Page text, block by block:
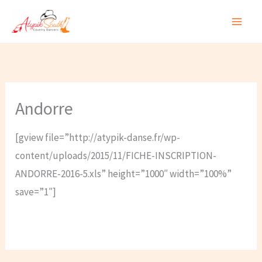
contenu
Andorre
[gview file=”http://atypik-danse.fr/wp-
content/uploads/2015/11/FICHE-INSCRIPTION-
ANDORRE-2016-5.xls” height=”1000″ width=”100%”
save=”1″]